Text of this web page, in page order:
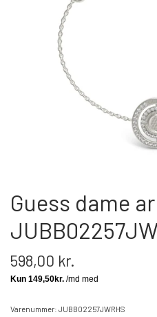
Guess dame
598,00 kr.
Varenummer: JUBB02257JWRHS